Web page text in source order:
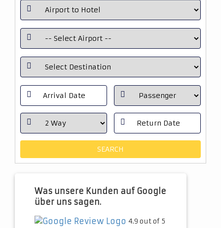
Was unsere Kunden auf Google
über uns sagen.
4.9 out of 5